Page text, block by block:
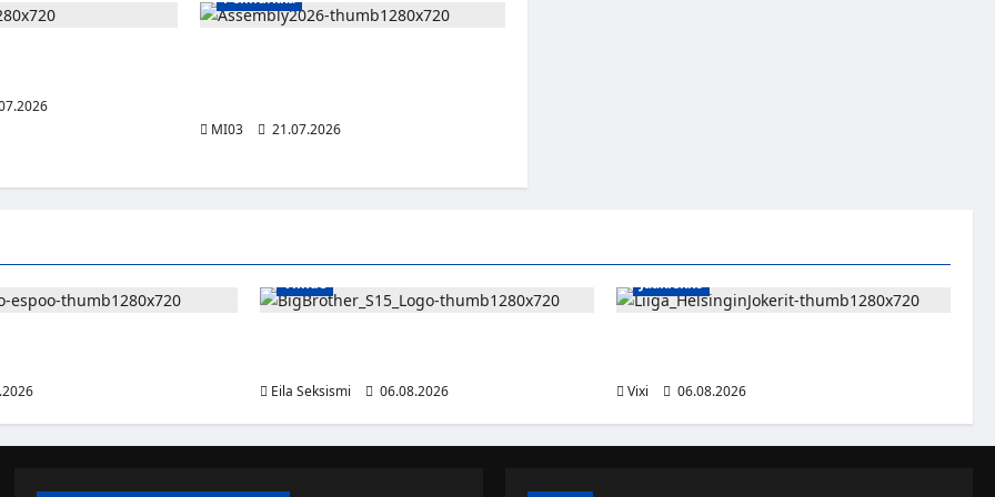
MI03
21.07.2026
Viihde
Eila Seksismi
06.08.2026
Jääkiekko
Vixi
06.08.2026